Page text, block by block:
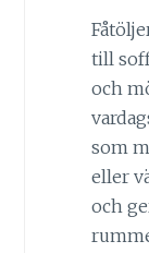
till
och
som
eller
och